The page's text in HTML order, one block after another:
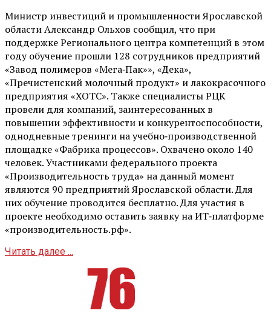
Министр инвестиций и промышленности Ярославской
области Александр Ольхов сообщил, что при
поддержке Регионального центра компетенций в этом
году обучение прошли 128 сотрудников предприятий
«Завод полимеров «Мега‑Пак»», «Дека»,
«Пречистенский молочный продукт» и лакокрасочного
предприятия «ХОТС». Также специалисты РЦК
провели для компаний, заинтересованных в
повышении эффективности и конкурентоспособности,
однодневные тренинги на учебно‑производственной
площадке «Фабрика процессов». Охвачено около 140
человек. Участниками федерального проекта
«Производительность труда» на данный момент
являются 90 предприятий Ярославской области. Для
них обучение проводится бесплатно. Для участия в
проекте необходимо оставить заявку на ИТ‑платформе
«производительность.рф».
Читать далее ...